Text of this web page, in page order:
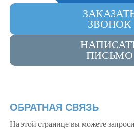
ЗВОНОК
ПИСЬМО
ОБРАТНАЯ СВЯЗЬ
На этой странице вы можете